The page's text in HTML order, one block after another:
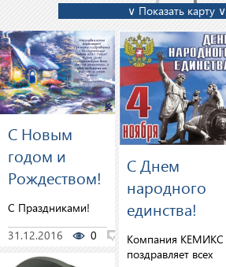
∨ Показать карту ∨
С Новым
годом и
Рождеством!
С Праздниками!
31.12.2016
0 0
С Днем
народного
единства!
Компания КЕМИКС
поздравляет всех